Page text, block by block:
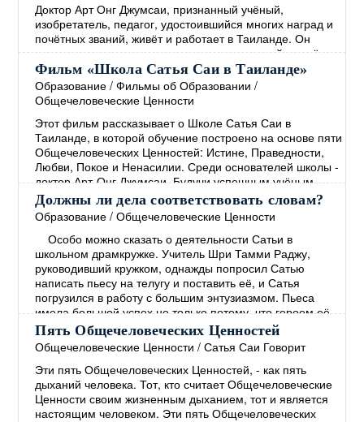
Доктор Арт Онг Джумсаи, признанный учёный,
изобретатель, педагог, удостоившийся многих наград и
почётных званий, живёт и работает в Таиланде. Он
является создателем и директором известной во всём
мире школы Сатья Саи, основанной на
Общечеловеческих Ценностях. В своём выступлении,
которое проходило в Сингапуре в 2013 году, доктор Арт
Онг Джумсаи рассказывает о том, как интегрировать
Общечеловеческие Ценности в образование, а также о
жизни школы и опыте её→
Фильм «Школа Сатья Саи в Таиланде»
Образование /Фильмы об Образовании /
Общечеловеческие Ценности
Этот фильм рассказывает о Школе Сатья Саи в
Таиланде, в которой обучение построено на основе пяти
Общечеловеческих Ценностей: Истине, Праведности,
Любви, Покое и Ненасилии. Среди основателей школы -
доктор Арт-Онг Джумсаи. Будучи успешным учёным,
политиком и общественным деятелем, доктор Джумсаи
является директором этой школы на протяжении более
20 лет. Вся жизнь школы, начиная с
общеобразовательной программы и заканчивая
финансированием, основана на→
Должны ли дела соответствовать словам?
Образование /Общечеловеческие Ценности
Особо можно сказать о деятельности Сатьи в
школьном драмкружке. Учитель Шри Тамми Раджу,
руководивший кружком, однажды попросил Сатью
написать пьесу на телугу и поставить её, и Сатья
погрузился в работу с большим энтузиазмом. Пьеса
имела большой успех не только потому, что героем её
был мальчик, которого играл Сам Сатья, но, главным
образом, потому, что её темой был извечный
человеческий грех – лицемерие, состоящее в том, что
"человек →
Пять Общечеловеческих Ценностей
Общечеловеческие Ценности /Сатья Саи Говорит
Эти пять Общечеловеческих Ценностей, - как пять
дыханий человека. Тот, кто считает Общечеловеческие
Ценности своим жизненным дыханием, тот и является
настоящим человеком. Эти пять Общечеловеческих